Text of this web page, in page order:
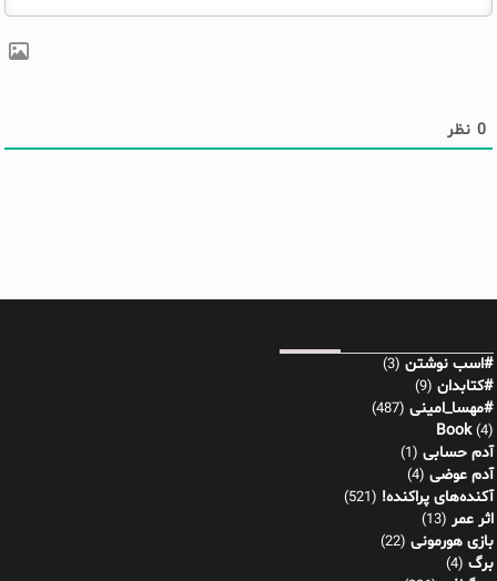
0 نظر
#اسب نوشتن (3)
#کتابدان (9)
#مهسا_امینی (487)
Book(4)
آدم حسابی (1)
آدم عوضی (4)
آکنده‌های پراکنده! (521)
اثر عمر (13)
بازی هورمونی (22)
برگ (4)